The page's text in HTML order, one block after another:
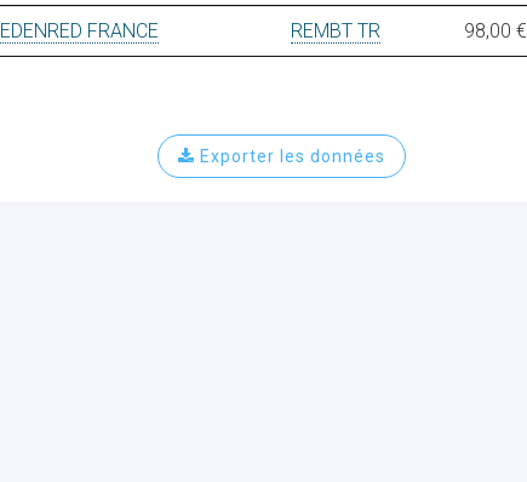
EDENRED FRANCE REMBT TR 98,00 €
Exporter les données